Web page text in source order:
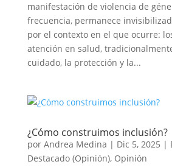
manifestación de violencia de
frecuencia, permanece
por el contexto en el que ocurre:
atención en salud,
cuidado, la protección y la...
¿Cómo construimos inclusión?
por Andrea Medina | Dic 5, 2025 |
Destacado (Opinión), Opinión